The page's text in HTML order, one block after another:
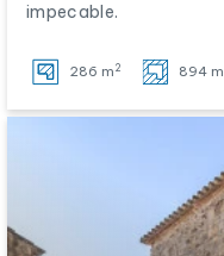
impecable.
286 m 2 894 m